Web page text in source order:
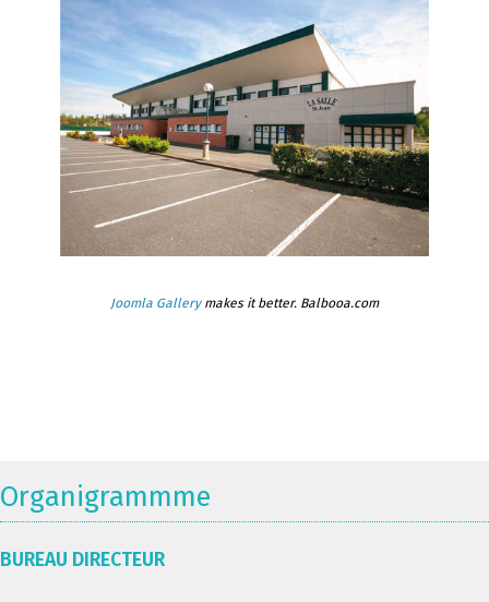
Joomla Gallerymakes it better. Balbooa.com
Organigrammme
BUREAU DIRECTEUR